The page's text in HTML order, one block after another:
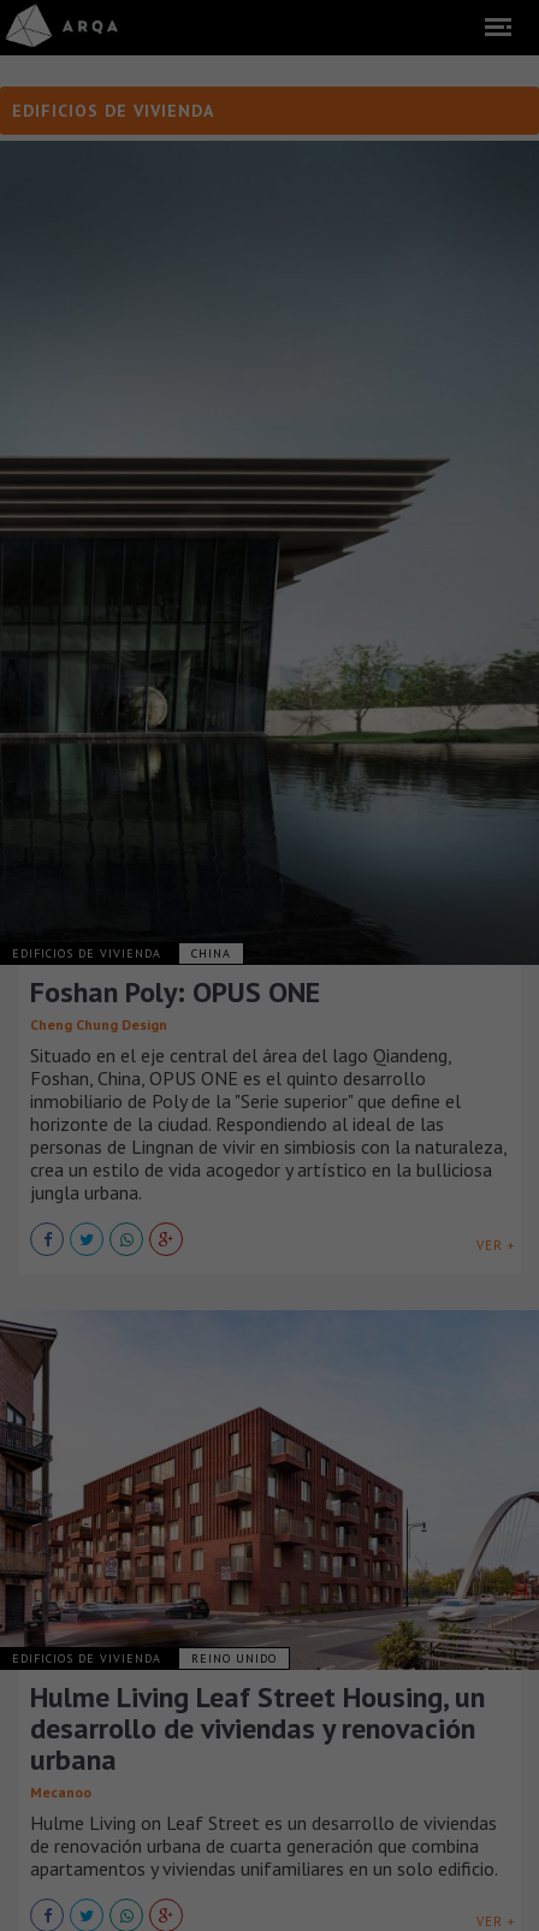
EDIFICIOS DE VIVIENDA
EDIFICIOS DE VIVIENDA CHINA
Foshan Poly: OPUS ONE
Cheng Chung Design
Situado en el eje central del área del lago Qiandeng,
Foshan, China, OPUS ONE es el quinto desarrollo
inmobiliario de Poly de la "Serie superior" que define el
horizonte de la ciudad. Respondiendo al ideal de las
personas de Lingnan de vivir en simbiosis con la naturaleza,
crea un estilo de vida acogedor y artístico en la bulliciosa
jungla urbana.
VER +
EDIFICIOS DE VIVIENDA REINO UNIDO
Hulme Living Leaf Street Housing, un
desarrollo de viviendas y renovación
urbana
Mecanoo
Hulme Living on Leaf Street es un desarrollo de viviendas
de renovación urbana de cuarta generación que combina
apartamentos y viviendas unifamiliares en un solo edificio.
VER +